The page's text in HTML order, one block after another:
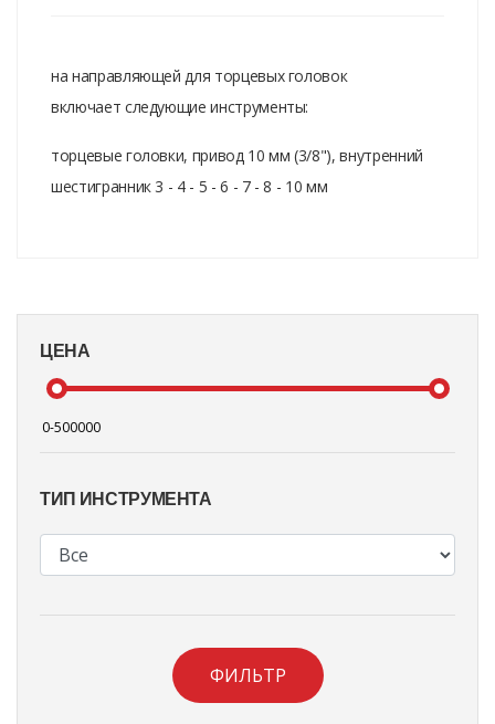
ЦЕНА
ТИП ИНСТРУМЕНТА
ФИЛЬТР
на направляющей для торцевых головок
включает следующие инструменты:
торцевые головки, привод 10 мм (3/8"), внутренний
шестигранник 3 - 4 - 5 - 6 - 7 - 8 - 10 мм